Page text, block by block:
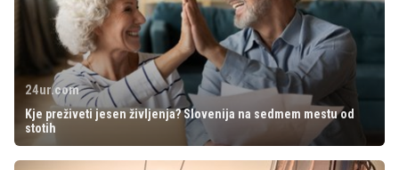
24ur.com
Kje preživeti jesen življenja? Slovenija na sedmem mestu od
stotih